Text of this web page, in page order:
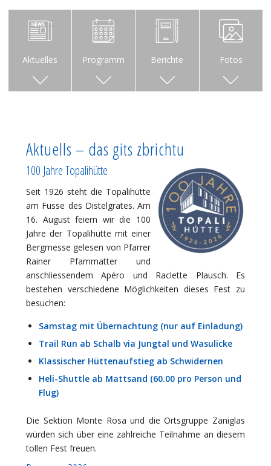
Aktuelles Programm Berichte Fotos
Aktuells – das gits zbrichtu
100 Jahre Topalihütte
Seit 1926 steht die Topalihütte
am Fusse des Distelgrates. Am
16. August feiern wir die 100
Jahre der Topalihütte mit einer
Bergmesse gelesen von Pfarrer
Rainer Pfammatter und
anschliessendem Apéro und Raclette Plausch. Es
bestehen verschiedene Möglichkeiten dieses Fest zu
besuchen:
Samstag mit Übernachtung (nur auf Einladung)
Trail Run ab Schalb via Jungtal und Wasulicke
Klassischer Hüttenaufstieg ab Schwidernen
Heli-Shuttle ab Mattsand (60.00 pro Person und
Flug)
Die Sektion Monte Rosa und die Ortsgruppe Zaniglas
würden sich über eine zahlreiche Teilnahme an diesem
tollen Fest freuen.